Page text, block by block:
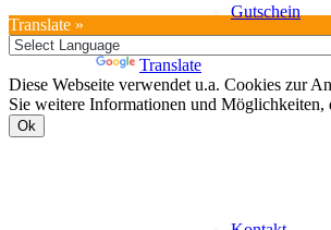
Gutschein
Translate »
Translate
Diese Webseite verwendet u.a. Cookies zur
Sie weitere Informationen und Möglichkeiten,
Ok